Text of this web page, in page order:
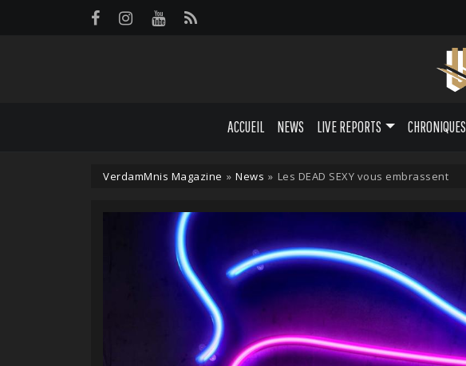
ACCUEIL NEWS LIVE REPORTS CHRONIQUES
VerdamMnis Magazine » News » Les DEAD SEXY vous embrassent
Panneau de gestion des cookies